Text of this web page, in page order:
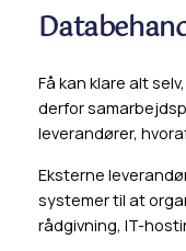
Få kan klare alt
derfor
leverandører,
Eksterne
systemer til at
rådgivning, IT-